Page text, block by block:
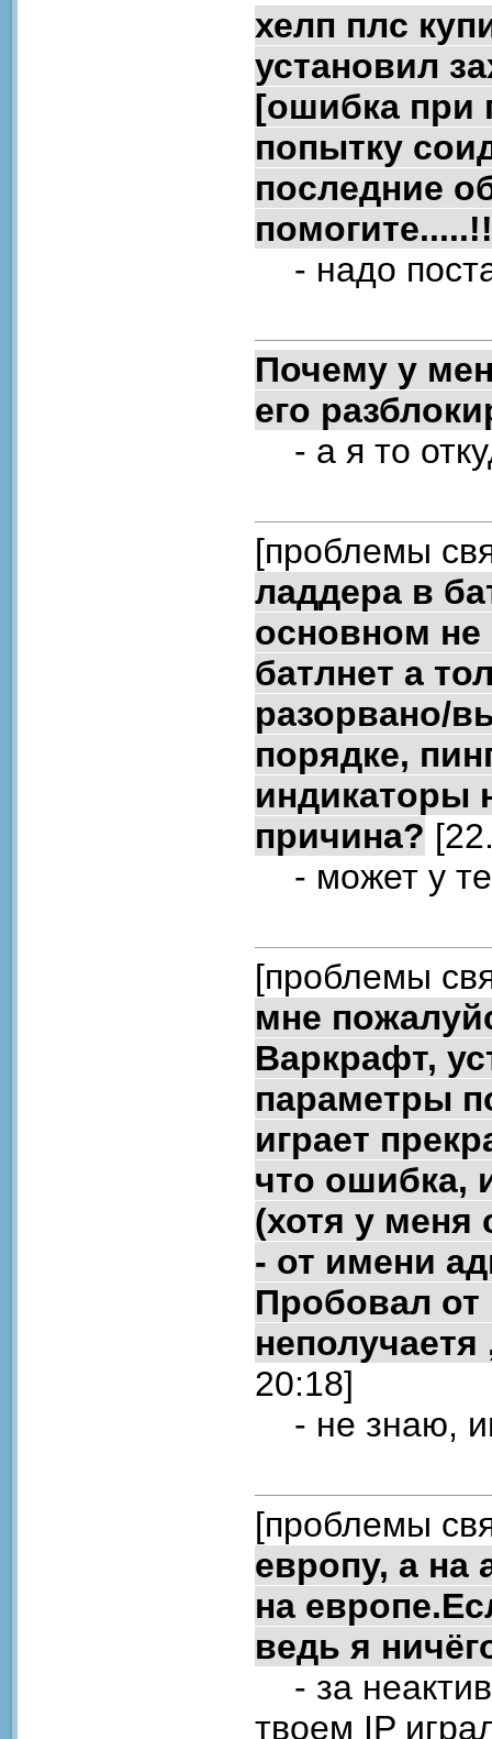
хелп плс
установил
[ошибка при
попытку
последние
- надо
Почему у
его
- а я то
[проблемы
ладдера в
основном не
батлнет а
разорвано/
порядке,
индикаторы
причина?
- может у
[проблемы
мне
Варкрафт,
параметры
играет
что ошибка,
(хотя у меня
- от имени
Пробовал от
20:18]
- не знаю,
[проблемы
европу, а на
на
ведь я
- за
твоем IP